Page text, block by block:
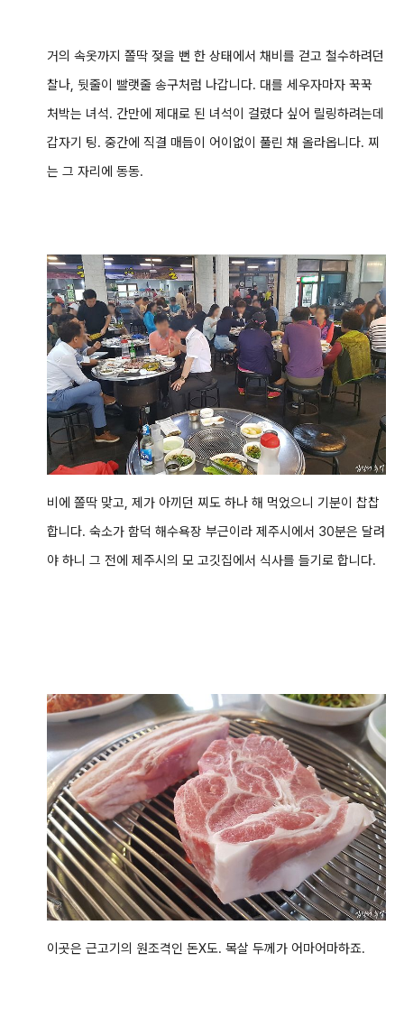
거의 속옷까지 쫄딱 젖을 뻔 한 상태에서 채비를 걷고 철수하려던
찰나, 뒷줄이 빨랫줄 송구처럼 나갑니다. 대를 세우자마자 꾹꾹
처박는 녀석. 간만에 제대로 된 녀석이 걸렸다 싶어 릴링하려는데
갑자기 팅. 중간에 직결 매듭이 어이없이 풀린 채 올라옵니다. 찌
는 그 자리에 동동.
비에 쫄딱 맞고, 제가 아끼던 찌도 하나 해 먹었으니 기분이 찹찹
합니다. 숙소가 함덕 해수욕장 부근이라 제주시에서 30분은 달려
야 하니 그 전에 제주시의 모 고깃집에서 식사를 들기로 합니다.
이곳은 근고기의 원조격인 돈X도. 목살 두께가 어마어마하죠.